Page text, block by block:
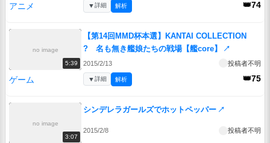
アニメ 👑74
▼詳細 解析
no image
5:39
【第14回MMD杯本選】KANTAI COLLECTION
? 名も無き艦娘たちの戦場【艦core】
↗
2015/2/13 投稿者不明
ゲーム 👑75
▼詳細 解析
no image
3:07
シンデレラガールズでホットペッパー ↗
2015/2/8 投稿者不明